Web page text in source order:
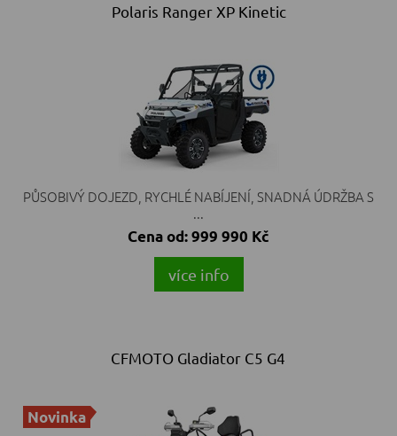
Polaris Ranger XP Kinetic
PŮSOBIVÝ DOJEZD, RYCHLÉ NABÍJENÍ, SNADNÁ ÚDRŽBA S
...
Cena od:999 990 Kč
více info
CFMOTO Gladiator C5 G4
Novinka